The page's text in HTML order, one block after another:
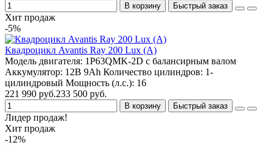
В корзину Быстрый заказ
Хит продаж
-5%
Квадроцикл Avantis Ray 200 Lux (А)
Модель двигателя: 1P63QMK-2D с балансирным валом
Аккумулятор: 12В 9Ah Количество цилиндров: 1-
цилиндровый Мощность (л.с.): 16
221 990 руб.233 500 руб.
В корзину Быстрый заказ
Лидер продаж!
Хит продаж
-12%